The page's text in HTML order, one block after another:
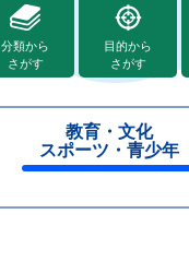
分類から
さがす
目的から
さがす
教育・文化
スポーツ・青少年
じ